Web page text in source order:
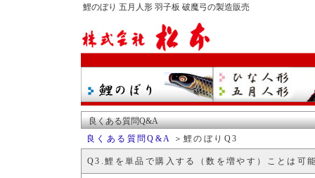
鯉のぼり 五月人形 羽子板 破魔弓の製造販売
良くある質問Q&A
良くある質問Q&A
＞鯉のぼり Q3
Q3.鯉を単品で購入する（数を増やす）ことは可